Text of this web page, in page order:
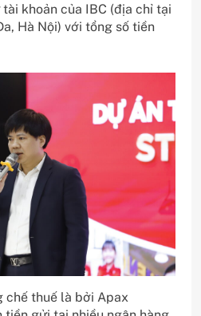
khoản của IBC (địa chỉ tại
Hà Nội) với tổng số tiền
chế thuế là bởi Apax